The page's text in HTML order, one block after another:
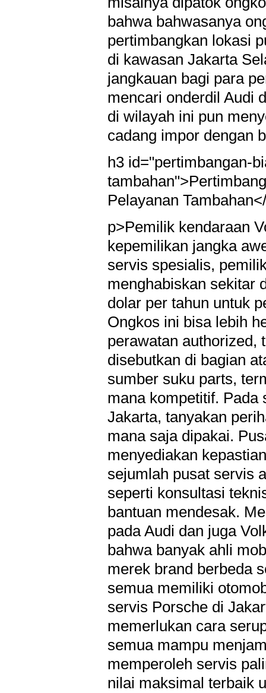
bahwa bahwasanya
pertimbangkan lokasi
di kawasan Jakarta
jangkauan bagi para
mencari onderdil Audi
di wilayah ini pun
cadang impor dengan
h3 id="pertimbangan-
Pelayanan
p>Pemilik kendaraan
kepemilikan jangka
servis spesialis,
menghabiskan sekitar
dolar per tahun untuk
Ongkos ini bisa lebih
perawatan authorized,
disebutkan di bagian
sumber suku parts,
mana kompetitif. Pada
Jakarta, tanyakan
mana saja dipakai.
menyediakan
sejumlah pusat servis
seperti konsultasi
bantuan mendesak.
pada Audi dan juga
bahwa banyak ahli
merek brand berbeda
semua memiliki
servis Porsche di
memerlukan cara
semua mampu
memperoleh servis
nilai maksimal terbaik